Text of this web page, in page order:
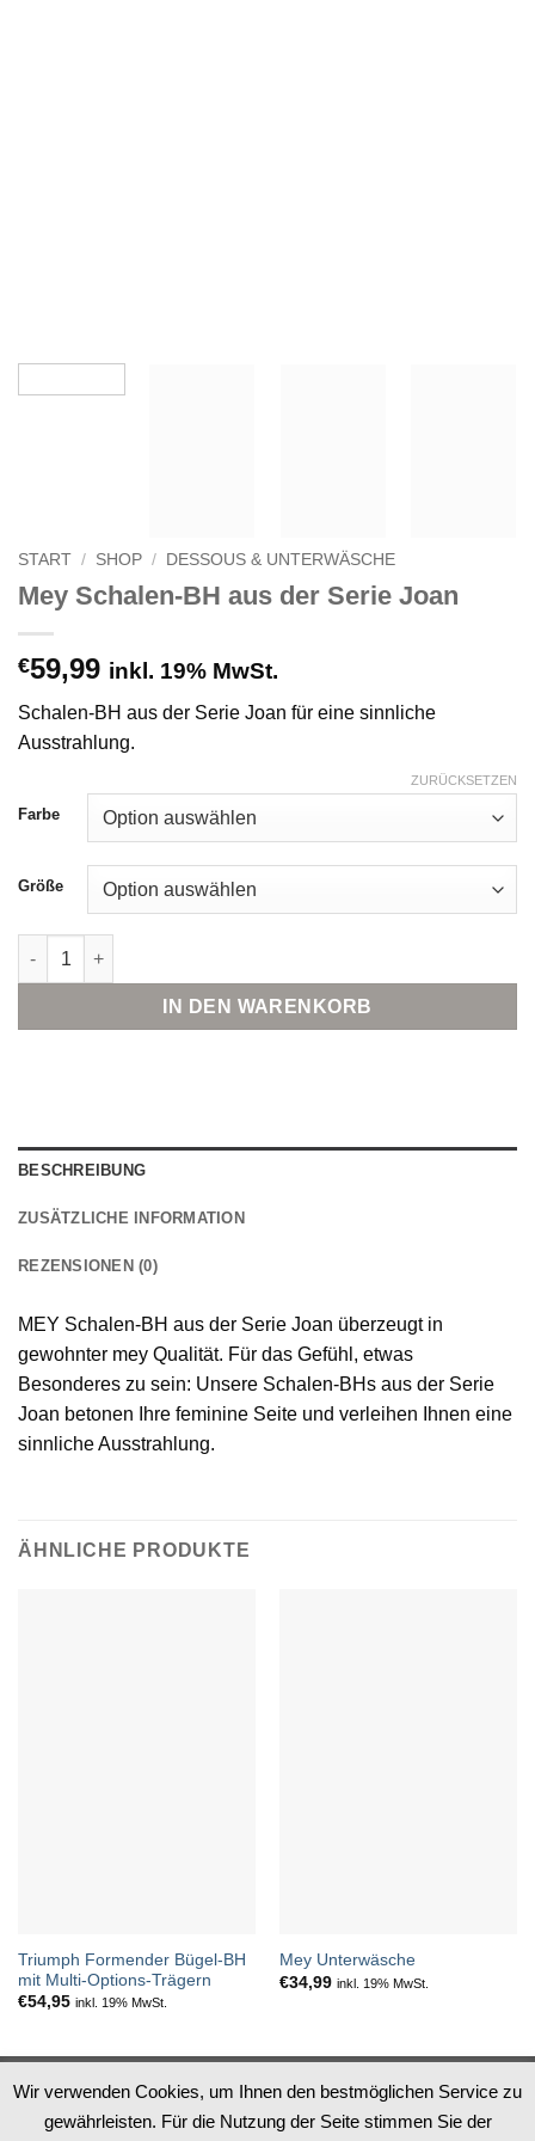
START / SHOP / DESSOUS & UNTERWÄSCHE
Mey Schalen-BH aus der Serie Joan
€59,99 inkl. 19% MwSt.
Schalen-BH aus der Serie Joan für eine sinnliche
Ausstrahlung.
Farbe
Größe
ZURÜCKSETZEN
Mey Schalen-BH aus der Serie Joan Menge
IN DEN WARENKORB
BESCHREIBUNG
ZUSÄTZLICHE INFORMATION
REZENSIONEN (0)
MEY Schalen-BH aus der Serie Joan überzeugt in
gewohnter mey Qualität. Für das Gefühl, etwas
Besonderes zu sein: Unsere Schalen-BHs aus der Serie
Joan betonen Ihre feminine Seite und verleihen Ihnen eine
sinnliche Ausstrahlung.
ÄHNLICHE PRODUKTE
Triumph Formender Bügel-BH
mit Multi-Options-Trägern
€54,95 inkl. 19% MwSt.
Mey Unterwäsche
€34,99 inkl. 19% MwSt.
Datenschutz ImpressumAGB Widerruf
PayPal
Apple MasterCard
Visa
Wir verwenden Cookies, um Ihnen den bestmöglichen Service zu
gewährleisten. Für die Nutzung der Seite stimmen Sie der